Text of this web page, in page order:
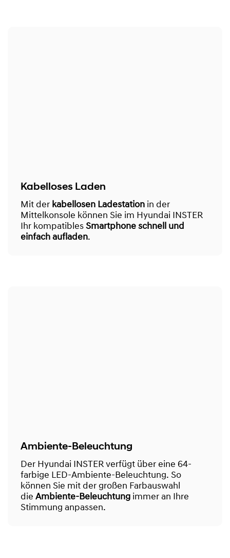
Kabelloses Laden
Mit der kabellosen Ladestation in der
Mittelkonsole können Sie im Hyundai INSTER
Ihr kompatibles Smartphone schnell und
einfach aufladen.
Ambiente-Beleuchtung
Der Hyundai INSTER verfügt über eine 64-
farbige LED-Ambiente-Beleuchtung. So
können Sie mit der großen Farbauswahl
die Ambiente-Beleuchtung immer an Ihre
Stimmung anpassen.